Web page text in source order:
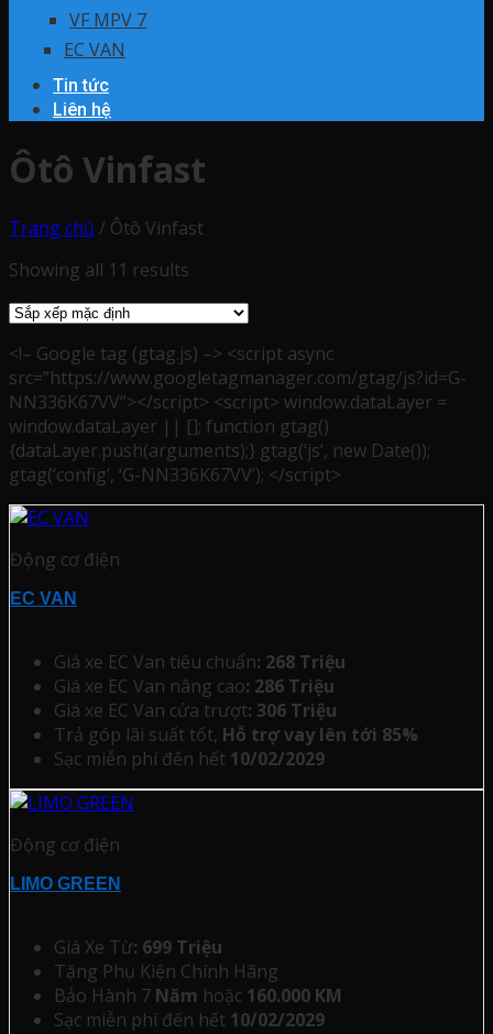
VF MPV 7
EC VAN
Tin tức
Liên hệ
Ôtô Vinfast
Trang chủ / Ôtô Vinfast
Showing all 11 results
<!– Google tag (gtag.js) –> <script async
src=”https://www.googletagmanager.com/gtag/js?id=G-
NN336K67VV”></script> <script> window.dataLayer =
window.dataLayer || []; function gtag()
{dataLayer.push(arguments);} gtag(‘js’, new Date());
gtag(‘config’, ‘G-NN336K67VV’); </script>
Động cơ điện
EC VAN
Giá xe EC Van tiêu chuẩn: 268 Triệu
Giá xe EC Van nâng cao: 286 Triệu
Giá xe EC Van cửa trượt: 306 Triệu
Trả góp lãi suất tốt, Hỗ trợ vay lên tới 85%
Sạc miễn phí đến hết 10/02/2029
Động cơ điện
LIMO GREEN
Giá Xe Từ: 699 Triệu
Tặng Phụ Kiện Chính Hãng
Bảo Hành 7 Năm hoặc 160.000 KM
Sạc miễn phí đến hết 10/02/2029